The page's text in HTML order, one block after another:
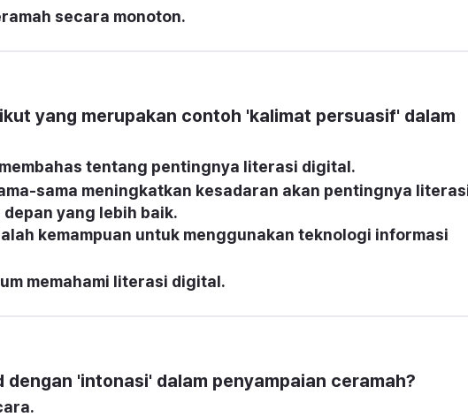
secara monoton.
yang merupakan contoh 'kalimat persuasif' dalam
tentang pentingnya literasi digital.
sama meningkatkan kesadaran akan pentingnya
yang lebih baik.
kemampuan untuk menggunakan teknologi informasi
memahami literasi digital.
dengan 'intonasi' dalam penyampaian ceramah?